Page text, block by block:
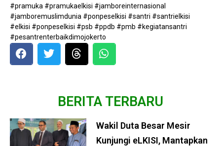
#pramuka #pramukaelkisi #jamboreinternasional
#jamboremuslimdunia #ponpeselkisi #santri #santrielkisi
#elkisi #ponpeselkisi #psb #ppdb #pmb #kegiatansantri
#pesantrenterbaikdimojokerto
BERITA TERBARU
Wakil Duta Besar Mesir
Kunjungi eLKISI, Mantapkan